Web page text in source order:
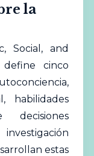
la
Social, and
define cinco
habilidades
estas